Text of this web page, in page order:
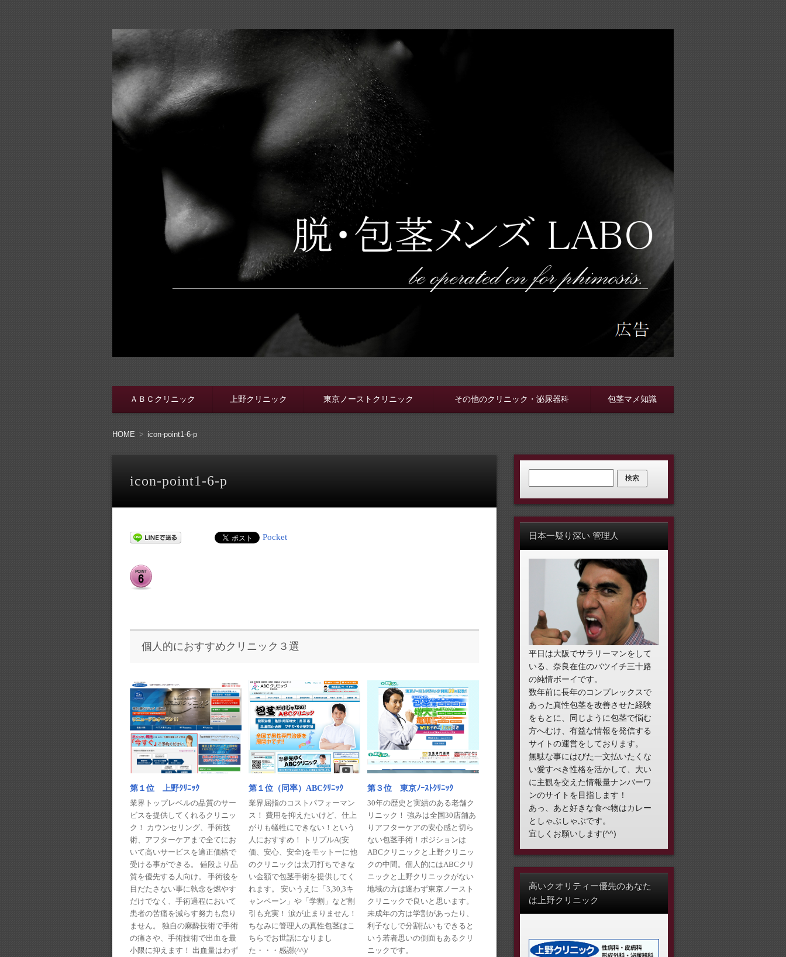
コンテンツへ移動
ＡＢＣクリニック 上野クリニック 東京ノーストクリニック その他のクリニック・泌尿器科 包茎マメ知識
HOME icon-point1-6-p
icon-point1-6-p
Pocket
個人的におすすめクリニック３選
第１位 上野ｸﾘﾆｯｸ
業界トップレベルの品質のサー
ビスを提供してくれるクリニッ
ク！ カウンセリング、手術技
術、アフターケアまで全てにお
いて高いサービスを適正価格で
受ける事ができる。 値段より品
質を優先する人向け。 手術後を
目だたさない事に執念を燃やす
だけでなく、手術過程において
患者の苦痛を減らす努力も怠り
ません。 独自の麻酔技術で手術
の痛さや、手術技術で出血を最
小限に抑えます！ 出血量はわず
第１位（同率）ABCｸﾘﾆｯｸ
業界屈指のコストパフォーマン
ス！ 費用を抑えたいけど、仕上
がりも犠牲にできない！という
人におすすめ！ トリプルA(安
価、安心、安全)をモットーに他
のクリニックは太刀打ちできな
い金額で包茎手術を提供してく
れます。 安いうえに「3,30,3キ
ャンペーン」や「学割」など割
引も充実！ 涙が止まりません！
ちなみに管理人の真性包茎はこ
ちらでお世話になりまし
た・・・感謝(^^)/
第３位 東京ﾉｰｽﾄｸﾘﾆｯｸ
30年の歴史と実績のある老舗ク
リニック！ 強みは全国30店舗あ
りアフターケアの安心感と切ら
ない包茎手術！ポジションは
ABCクリニックと上野クリニッ
クの中間。個人的にはABCクリ
ニックと上野クリニックがない
地域の方は迷わず東京ノースト
クリニックで良いと思います。
未成年の方は学割があったり、
利子なしで分割払いもできると
いう若者思いの側面もあるクリ
ニックです。
日本一疑り深い 管理人
平日は大阪でサラリーマンをして
いる、奈良在住のバツイチ三十路
の純情ボーイです。
数年前に長年のコンプレックスで
あった真性包茎を改善させた経験
をもとに、同じように包茎で悩む
方へむけ、有益な情報を発信する
サイトの運営をしております。
無駄な事にはびた一文払いたくな
い愛すべき性格を活かして、大い
に主観を交えた情報量ナンバーワ
ンのサイトを目指します！
あっ、あと好きな食べ物はカレー
としゃぶしゃぶです。
宜しくお願いします(^^)
高いクオリティー優先のあなた
は上野クリニック